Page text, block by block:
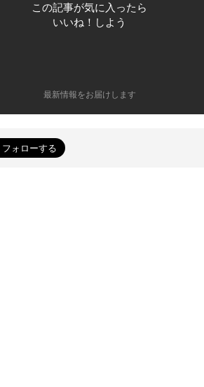
この記事が気に入ったら
いいね！しよう
最新情報をお届けします